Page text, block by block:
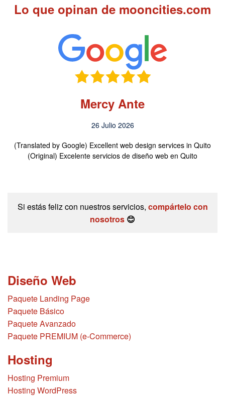
Lo que opinan de mooncities.com
Mercy Ante
26 Julio 2026
(Translated by Google) Excellent web design services in Quito
(Original) Excelente servicios de diseño web en Quito
Si estás feliz con nuestros servicios, compártelo con
nosotros 😊
Diseño Web
Paquete Landing Page
Paquete Básico
Paquete Avanzado
Paquete PREMIUM (e-Commerce)
Hosting
Hosting Premium
Hosting WordPress